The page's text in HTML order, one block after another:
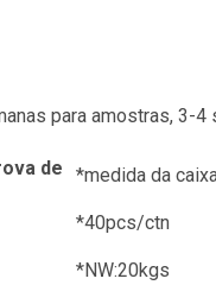
para amostras, 3-
de
*medida da
*40pcs/ctn
*NW:20kgs